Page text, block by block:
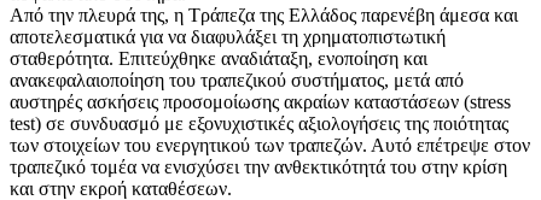
Από την πλευρά της, η Τράπεζα της Ελλάδος παρενέβη άμεσα και
αποτελεσματικά για να διαφυλάξει τη χρηματοπιστωτική
σταθερότητα. Επιτεύχθηκε αναδιάταξη, ενοποίηση και
ανακεφαλαιοποίηση του τραπεζικού συστήματος, μετά από
αυστηρές ασκήσεις προσομοίωσης ακραίων καταστάσεων (stress
test) σε συνδυασμό με εξονυχιστικές αξιολογήσεις της ποιότητας
των στοιχείων του ενεργητικού των τραπεζών. Αυτό επέτρεψε στον
τραπεζικό τομέα να ενισχύσει την ανθεκτικότητά του στην κρίση
και στην εκροή καταθέσεων.